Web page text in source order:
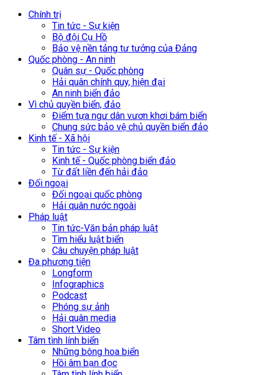
Chính trị
Tin tức - Sự kiện
Bộ đội Cụ Hồ
Bảo vệ nền tảng tư tưởng của Đảng
Quốc phòng - An ninh
Quân sự - Quốc phòng
Hải quân chính quy, hiện đại
An ninh biển đảo
Vì chủ quyền biển, đảo
Điểm tựa ngư dân vươn khơi bám biển
Chung sức bảo vệ chủ quyền biển đảo
Kinh tế - Xã hội
Tin tức - Sự kiện
Kinh tế - Quốc phòng biển đảo
Từ đất liền đến hải đảo
Đối ngoại
Đối ngoại quốc phòng
Hải quân nước ngoài
Pháp luật
Tin tức-Văn bản pháp luật
Tìm hiểu luật biển
Câu chuyện pháp luật
Đa phương tiện
Longform
Infographics
Podcast
Phóng sự ảnh
Hải quân media
Short Video
Tâm tình lính biển
Những bông hoa biển
Hồi âm bạn đọc